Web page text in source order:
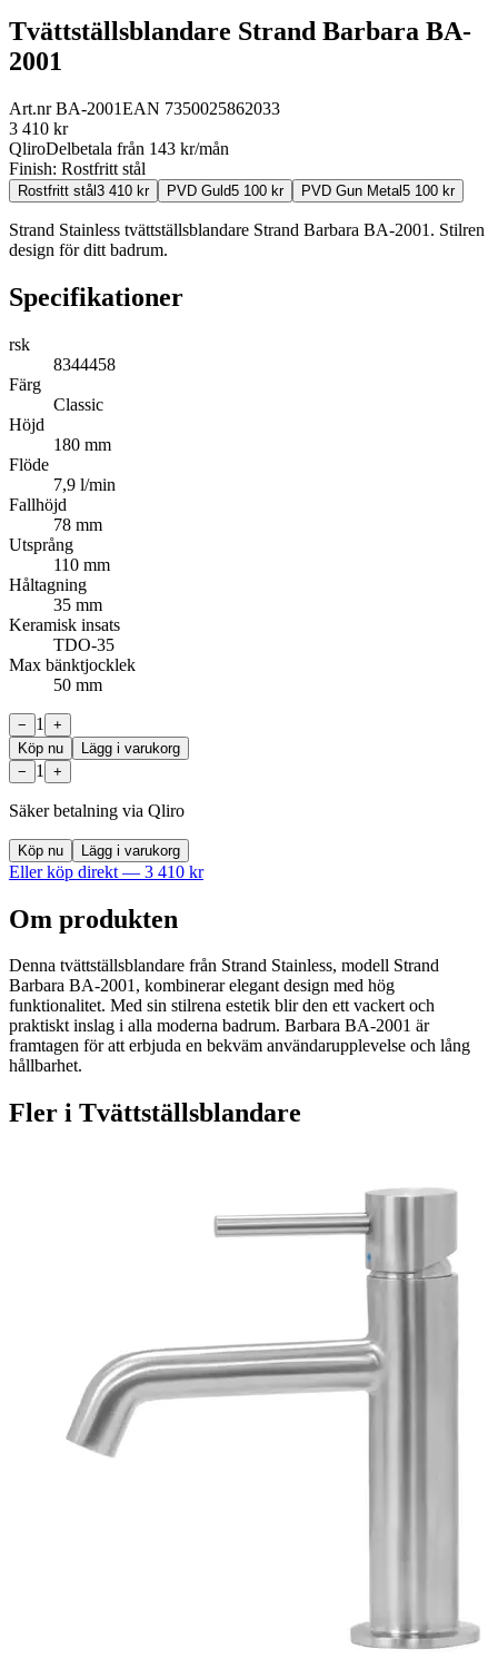
Tvättställsblandare Strand Barbara BA-
2001
Art.nrBA-2001EAN 7350025862033
3 410 kr
QliroDelbetala från 143 kr/mån
Finish: Rostfritt stål
Rostfritt stål 3 410 kr PVD Guld5 100 kr PVD Gun Metal 5 100 kr
Strand Stainless tvättställsblandare Strand Barbara BA-2001. Stilren
design för ditt badrum.
Specifikationer
rsk
8344458
Färg
Classic
Höjd
180 mm
Flöde
7,9 l/min
Fallhöjd
78 mm
Utsprång
110 mm
Håltagning
35 mm
Keramisk insats
TDO-35
Max bänktjocklek
50 mm
− 1
+
Köp nu
Lägg i varukorg
−
1 +
Säker betalning via Qliro
Köp nu Lägg i varukorg
Eller köp direkt — 3 410 kr
Om produkten
Denna tvättställsblandare från Strand Stainless, modell Strand
Barbara BA-2001, kombinerar elegant design med hög
funktionalitet. Med sin stilrena estetik blir den ett vackert och
praktiskt inslag i alla moderna badrum. Barbara BA-2001 är
framtagen för att erbjuda en bekväm användarupplevelse och lång
hållbarhet.
Fler i Tvättställsblandare